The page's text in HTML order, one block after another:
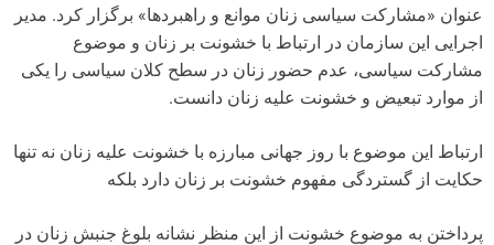
عنوان «مشارکت سیاسی زنان موانع و راهبردها» برگزار کرد. مدیر
اجرایی این سازمان در ارتباط با خشونت بر زنان و موضوع
مشارکت سیاسی، عدم حضور زنان در سطح کلان سیاسی را یکی
از موارد تبعیض و خشونت علیه زنان دانست.
ارتباط این موضوع با روز جهانی مبارزه با خشونت علیه زنان نه تنها
حکایت از گستردگی مفهوم خشونت بر زنان دارد بلکه
پرداختن به موضوع خشونت از این منظر نشانه بلوغ جنبش زنان در